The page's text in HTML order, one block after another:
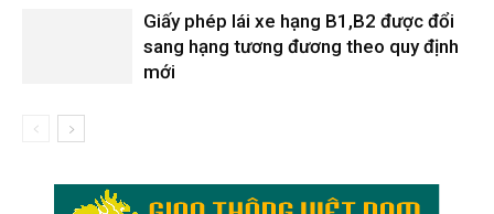
Giấy phép lái xe hạng B1,B2 được đổi
sang hạng tương đương theo quy định
mới